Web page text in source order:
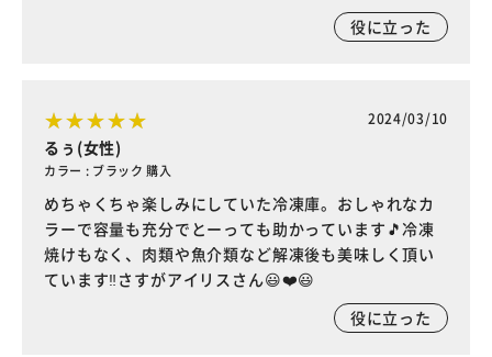
役に立った
2024/03/10
るぅ(女性)
カラー : ブラック 購入
めちゃくちゃ楽しみにしていた冷凍庫。おしゃれなカ
ラーで容量も充分でとーっても助かっています🎵冷凍
焼けもなく、肉類や魚介類など解凍後も美味しく頂い
ています‼️さすがアイリスさん😃❤️😃
役に立った